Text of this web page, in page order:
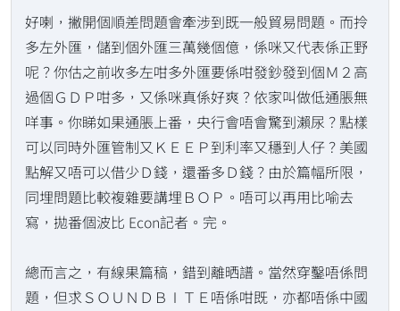
好喇，撇開個順差問題會牽涉到既一般貿易問題。而拎
多左外匯，儲到個外匯三萬幾個億，係咪又代表係正野
呢？你估之前收多左咁多外匯要係咁發鈔發到個Ｍ２高
過個ＧＤＰ咁多，又係咪真係好爽？依家叫做低通脹無
咩事。你睇如果通脹上番，央行會唔會驚到瀨尿？點樣
可以同時外匯管制又ＫＥＥＰ到利率又穩到人仔？美國
點解又唔可以借少Ｄ錢，還番多Ｄ錢？由於篇幅所限，
同埋問題比較複雜要講埋ＢＯＰ。唔可以再用比喻去
寫，拋番個波比 Econ記者。完。
總而言之，有線果篇稿，錯到離晒譜。當然穿鑿唔係問
題，但求ＳＯＵＮＤＢＩＴＥ唔係咁既，亦都唔係中國